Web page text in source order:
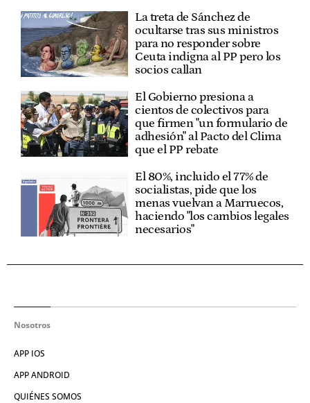
La treta de Sánchez de
ocultarse tras sus ministros
para no responder sobre
Ceuta indigna al PP pero los
socios callan
El Gobierno presiona a
cientos de colectivos para
que firmen "un formulario de
adhesión" al Pacto del Clima
que el PP rebate
El 80%, incluido el 77% de
socialistas, pide que los
menas vuelvan a Marruecos,
haciendo "los cambios legales
necesarios"
Nosotros
APP IOS
APP ANDROID
QUIÉNES SOMOS